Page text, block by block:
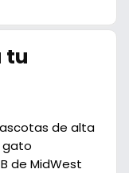
tu
de alta
gato
de MidWest